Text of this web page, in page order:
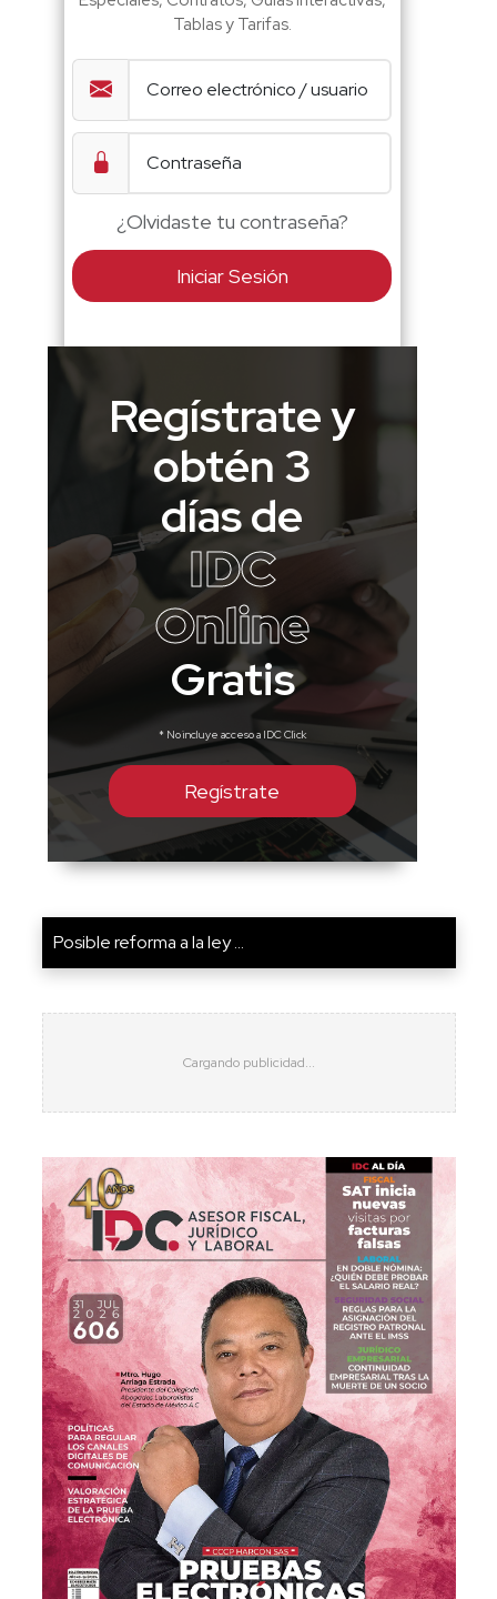
Tablas y Tarifas.
¿Olvidaste tu contraseña?
Iniciar Sesión
Regístrate y
obtén 3
días de
IDC
Online
Gratis
* No incluye acceso a IDC Click
Regístrate
Posible reforma a la ley ...